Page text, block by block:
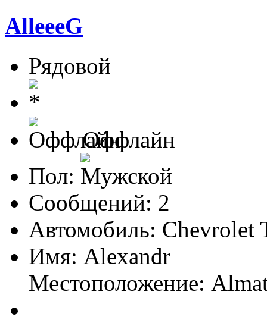
AlleeeG
Рядовой
Оффлайн
Пол:
Сообщений: 2
Автомобиль: Chevrolet
Имя: Alexandr
Местоположение: